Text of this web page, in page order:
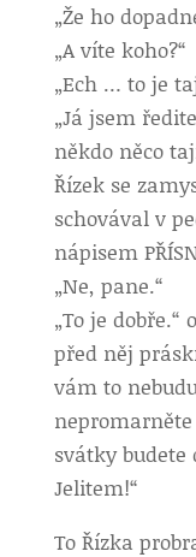
„Že ho
„A víte koho?“
„Ech … to je
„Já jsem
někdo něco
Řízek se
schovával v
nápisem
„Ne, pane.“
„To je
před něj
vám to
svátky
Jelitem!“
To Řízka